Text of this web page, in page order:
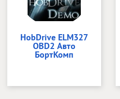
HobDrive ELM327
OBD2 Авто
БортКомп